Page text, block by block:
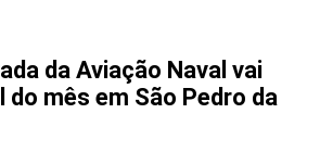
da Aviação Naval vai
mês em São Pedro da